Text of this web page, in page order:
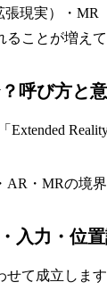
現実）・
ことが増えて
呼び方と
Extended
・MRの境
入力・位置
て成立しま